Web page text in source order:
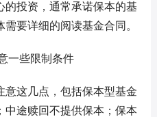
的投资，通常承诺保本的基
要详细的阅读基金合同。
意这几点，包括保本型基金
中途赎回不提供保本；保本